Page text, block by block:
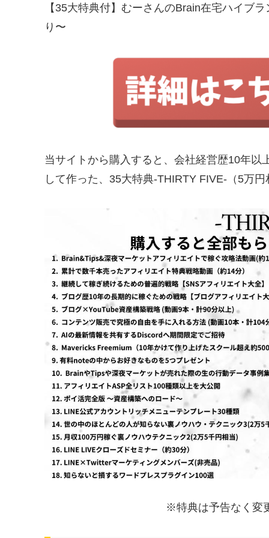
【35大特典付】むーさんのBrain在宅ハイブ
り〜
当サイトから購入すると、会社経営歴10年
して作った、35大特典-THIRTY FIVE-（5万
※特典は予告なく変